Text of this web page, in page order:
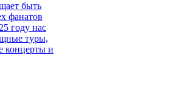
быть
фанатов
году нас
туры,
концерты и